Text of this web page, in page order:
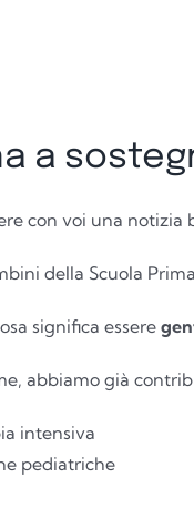
a
con voi una notizia
della Scuola
significa essere
abbiamo già
intensiva
pediatriche